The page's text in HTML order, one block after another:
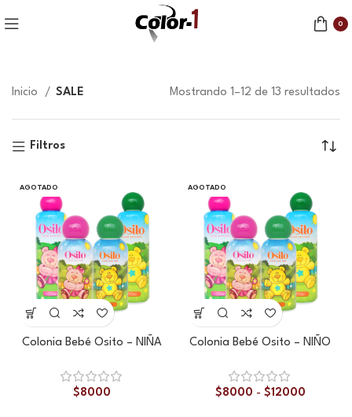
0
Inicio SALE Mostrando 1–12 de 13 resultados
Filtros
AGOTADO
Colonia Bebé Osito – NIÑA
$8000
AGOTADO
Colonia Bebé Osito – NIÑO
$8000 - $12000